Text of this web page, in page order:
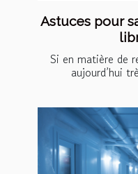
Astuces pour
Si en matière de
aujourd’hui